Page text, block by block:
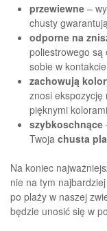
przewiewne –
chusty
odporne na
poliestrowego są
sobie w
zachowują
znosi ekspozycję
pięknymi
szybkoschnące
Twoja chusta
Na koniec
nie na tym
po plaży w naszej
będzie unosić się w